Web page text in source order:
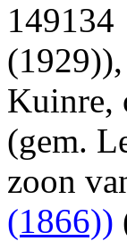
Kuinre,
(gem.
zoon
(1866))